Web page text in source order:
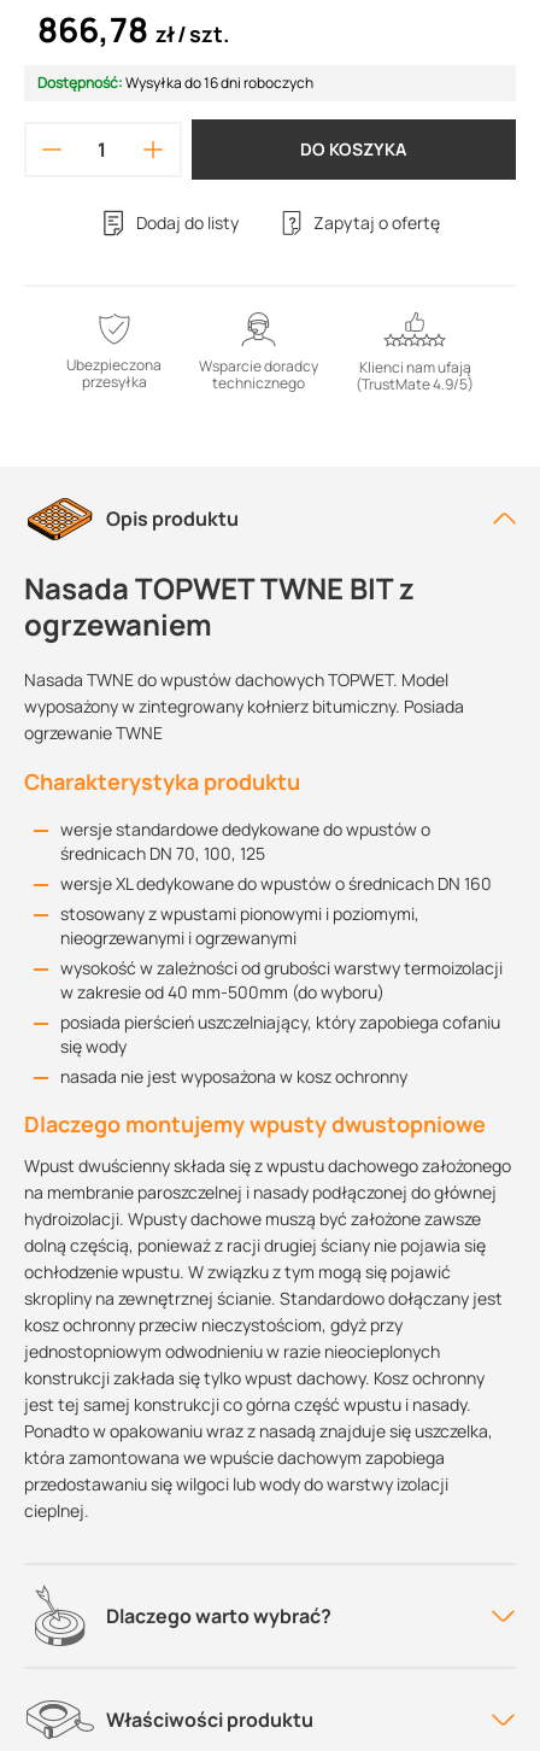
866,78 zł szt.
Dostępność:Wysyłka do 16 dni roboczych
DO KOSZYKA
Dodaj do listy Zapytaj o ofertę
Ubezpieczona
przesyłka
Wsparcie doradcy
technicznego
Klienci nam ufają
(TrustMate 4.9/5)
Opis produktu
Nasada TOPWET TWNE BIT z
ogrzewaniem
Nasada TWNE do wpustów dachowych TOPWET. Model
wyposażony w zintegrowany kołnierz bitumiczny. Posiada
ogrzewanie TWNE
Charakterystyka produktu
wersje standardowe dedykowane do wpustów o
średnicach DN 70, 100, 125
wersje XL dedykowane do wpustów o średnicach DN 160
stosowany z wpustami pionowymi i poziomymi,
nieogrzewanymi i ogrzewanymi
wysokość w zależności od grubości warstwy termoizolacji
w zakresie od 40 mm-500mm (do wyboru)
posiada pierścień uszczelniający, który zapobiega cofaniu
się wody
nasada nie jest wyposażona w kosz ochronny
Dlaczego montujemy wpusty dwustopniowe
Wpust dwuścienny składa się z wpustu dachowego założonego
na membranie paroszczelnej i nasady podłączonej do głównej
hydroizolacji. Wpusty dachowe muszą być założone zawsze
dolną częścią, ponieważ z racji drugiej ściany nie pojawia się
ochłodzenie wpustu. W związku z tym mogą się pojawić
skropliny na zewnętrznej ścianie. Standardowo dołączany jest
kosz ochronny przeciw nieczystościom, gdyż przy
jednostopniowym odwodnieniu w razie nieocieplonych
konstrukcji zakłada się tylko wpust dachowy. Kosz ochronny
jest tej samej konstrukcji co górna część wpustu i nasady.
Ponadto w opakowaniu wraz z nasadą znajduje się uszczelka,
która zamontowana we wpuście dachowym zapobiega
przedostawaniu się wilgoci lub wody do warstwy izolacji
cieplnej.
Dlaczego warto wybrać?
Właściwości produktu